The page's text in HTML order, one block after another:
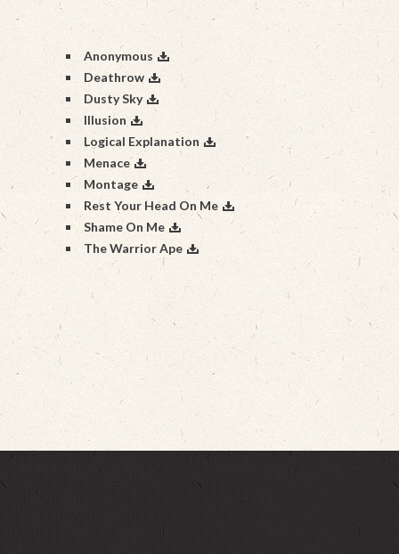
Anonymous
Deathrow
Dusty Sky
Illusion
Logical Explanation
Menace
Montage
Rest Your Head On Me
Shame On Me
The Warrior Ape